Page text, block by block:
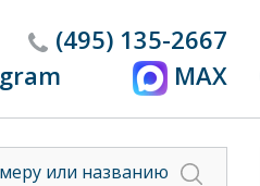
(495) 135-2667
MAX